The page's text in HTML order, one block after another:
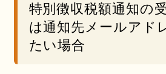
特別徴収税額通知の
は通知先メールアド
たい場合